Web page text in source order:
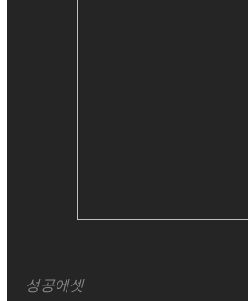
성공에셋